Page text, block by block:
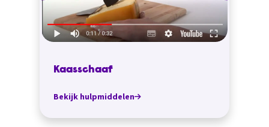
Kaasschaaf
Bekijk hulpmiddelen